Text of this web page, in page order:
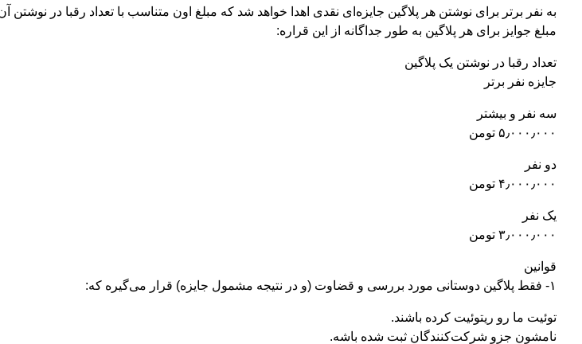
به نفر برتر برای نوشتن هر پلاگین جایزه‌ای نقدی اهدا خواهد شد که مبلغ اون متناسب با تعداد رقبا در نوشتن
مبلغ جوایز برای هر پلاگین به طور جداگانه از این قراره:
تعداد رقبا در نوشتن یک پلاگین
جایزه نفر برتر
سه نفر و بیشتر
۵٫۰۰۰٫۰۰۰ تومن
دو نفر
۴٫۰۰۰٫۰۰۰ تومن
یک نفر
۳٫۰۰۰٫۰۰۰ تومن
قوانین
۱- فقط پلاگین دوستانی مورد بررسی و قضاوت (و در نتیجه مشمول جایزه) قرار می‌گیره که:
توئیت ما رو ریتوئیت کرده باشند.
نامشون جزو شرکت‌کنندگان ثبت شده باشه.